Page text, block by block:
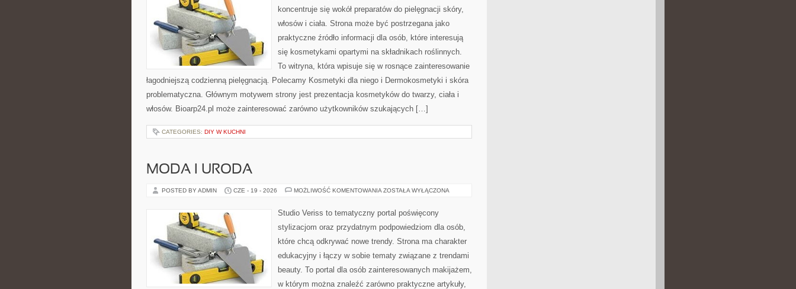
koncentruje się wokół preparatów do pielęgnacji skóry,
włosów i ciała. Strona może być postrzegana jako
praktyczne źródło informacji dla osób, które interesują
się kosmetykami opartymi na składnikach roślinnych.
To witryna, która wpisuje się w rosnące zainteresowanie
łagodniejszą codzienną pielęgnacją. Polecamy Kosmetyki dla niego i Dermokosmetyki i skóra
problematyczna. Głównym motywem strony jest prezentacja kosmetyków do twarzy, ciała i
włosów. Bioarp24.pl może zainteresować zarówno użytkowników szukających […]
CATEGORIES: DIY W KUCHNI
MODA I URODA
POSTED BY ADMIN CZE - 19 - 2026 MOŻLIWOŚĆ KOMENTOWANIA MODA
ZOSTAŁA WYŁĄCZONA
Studio Veriss to tematyczny portal poświęcony
stylizacjom oraz przydatnym podpowiedziom dla osób,
które chcą odkrywać nowe trendy. Strona ma charakter
edukacyjny i łączy w sobie tematy związane z trendami
beauty. To portal dla osób zainteresowanych makijażem,
w którym można znaleźć zarówno praktyczne artykuły,